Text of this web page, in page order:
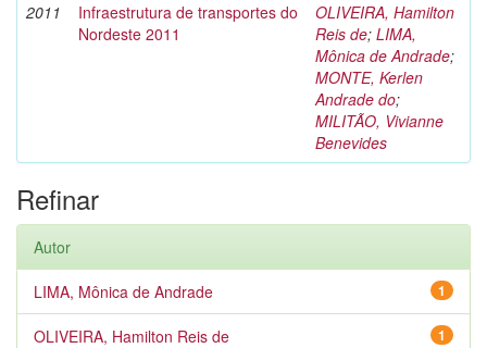
2011
Infraestrutura de transportes do
Nordeste 2011
OLIVEIRA, Hamilton
Reis de; LIMA,
Mônica de Andrade;
MONTE, Kerlen
Andrade do;
MILITÃO, Vivianne
Benevides
Refinar
Autor
1
LIMA, Mônica de Andrade
1
OLIVEIRA, Hamilton Reis de